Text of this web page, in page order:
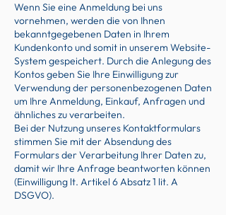
Wenn Sie eine Anmeldung bei uns
vornehmen, werden die von Ihnen
bekanntgegebenen Daten in Ihrem
Kundenkonto und somit in unserem Website-
System gespeichert. Durch die Anlegung des
Kontos geben Sie Ihre Einwilligung zur
Verwendung der personenbezogenen Daten
um Ihre Anmeldung, Einkauf, Anfragen und
ähnliches zu verarbeiten.
Bei der Nutzung unseres Kontaktformulars
stimmen Sie mit der Absendung des
Formulars der Verarbeitung Ihrer Daten zu,
damit wir Ihre Anfrage beantworten können
(Einwilligung lt. Artikel 6 Absatz 1 lit. A
DSGVO).